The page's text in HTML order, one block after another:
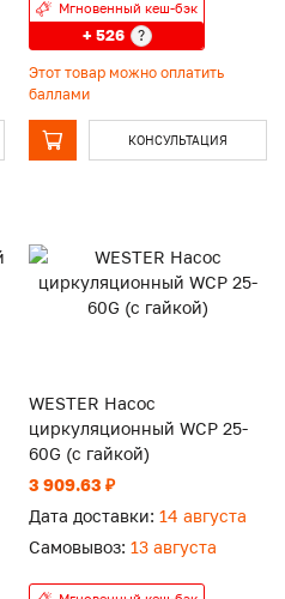
Мгновенный кеш-бэк
+ 526 ?
Этот товар можно оплатить
баллами
КОНСУЛЬТАЦИЯ
WESTER Насос
циркуляционный WCP 25-
60G (с гайкой)
3 909.63 ₽
Дата доставки: 14 августа
Самовывоз: 13 августа